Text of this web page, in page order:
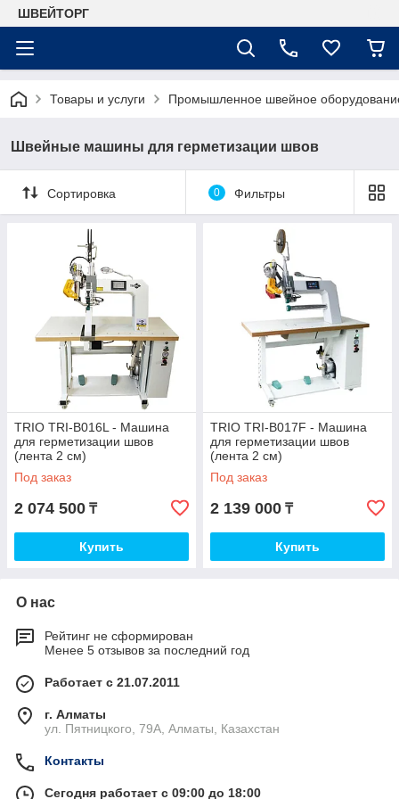
ШВЕЙТОРГ
Товары и услуги Промышленное швейное
Швейные машины для герметизации швов
Сортировка 0 Фильтры
TRIO TRI-B016L - Машина
для герметизации швов
(лента 2 см)
Под заказ
2 074 500 ₸
Купить
TRIO TRI-B017F - Машина
для герметизации швов
(лента 2 см)
Под заказ
2 139 000 ₸
Купить
О нас
Рейтинг не сформирован
Менее 5 отзывов за последний год
Работает с 21.07.2011
г. Алматы
ул. Пятницкого, 79А, Алматы, Казахстан
Контакты
Сегодня работает с 09:00 до 18:00